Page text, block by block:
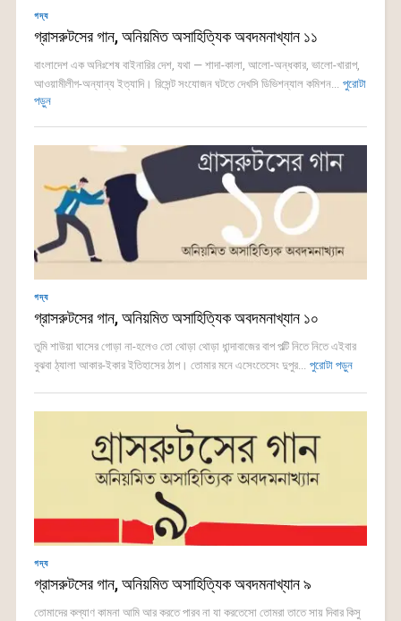
গদ্য
গ্রাসরুটসের গান, অনিয়মিত অসাহিত্যিক অবদমনাখ্যান ১১
বাংলাদেশ এক অনিঃশেষ বাইনারির দেশ, যথা — শাদা-কালা, আলো-অন্ধকার, ভালো-খারাপ,
আওয়ামীলীগ-অন্যান্য ইত্যাদি। রিসেন্ট সংযোজন ঘটতে দেখসি ডিভিশন্যাল কমিশন... পুরোটা
পড়ুন
গদ্য
গ্রাসরুটসের গান, অনিয়মিত অসাহিত্যিক অবদমনাখ্যান ১০
তুমি শাউয়া ঘাসের গোড়া না-হলেও তো থোড়া থোড়া ধান্দাবাজের বাপ পল্টি নিতে নিতে এইবার
বুঝবা ঠ্যালা আকার-ইকার ইতিহাসের ঠাপ। তোমার মনে এসেংতেসেং দুপুর... পুরোটা পড়ুন
গদ্য
গ্রাসরুটসের গান, অনিয়মিত অসাহিত্যিক অবদমনাখ্যান ৯
তোমাদের কল্যাণ কামনা আমি আর করতে পারব না যা করতেসো তোমরা তাতে সায় দিবার কিসু